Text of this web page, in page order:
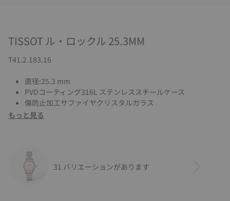
TISSOT ル・ロックル 25.3MM
T41.2.183.16
直径:25.3 mm
PVDコーティング316L ステンレススチールケース
傷防止加工サファイヤクリスタルガラス
もっと見る
31 バリエーションがあります